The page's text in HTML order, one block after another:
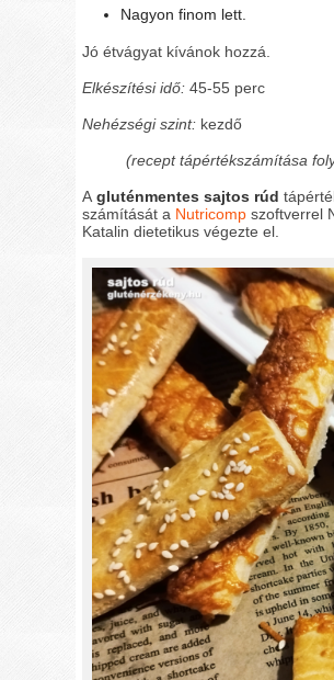
Nagyon finom lett.
Jó étvágyat kívánok hozzá.
Elkészítési idő: 45-55 perc
Nehézségi szint: kezdő
(recept tápértékszámítása
A gluténmentes sajtos rúd
számítását a Nutricomp szoftverrel
Katalin dietetikus végezte el.